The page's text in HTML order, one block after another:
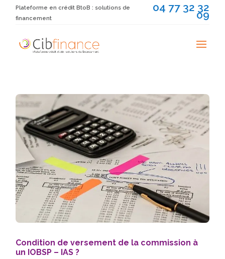
Plateforme en crédit BtoB : solutions de
financement
04 77 32 32
09
Condition de versement de la commission à
un IOBSP – IAS ?